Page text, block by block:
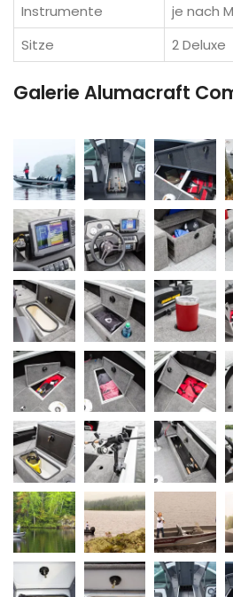
Instrumente
je nach
Sitze
2 Deluxe
Galerie Alumacraft